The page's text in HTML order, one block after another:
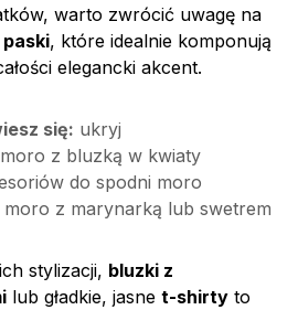
warto zwrócić uwagę na
, które idealnie komponują
elegancki akcent.
się: ukryj
z bluzką w kwiaty
do spodni moro
moro z marynarką lub swetrem
stylizacji, bluzki z
lub gładkie, jasne t-shirty to